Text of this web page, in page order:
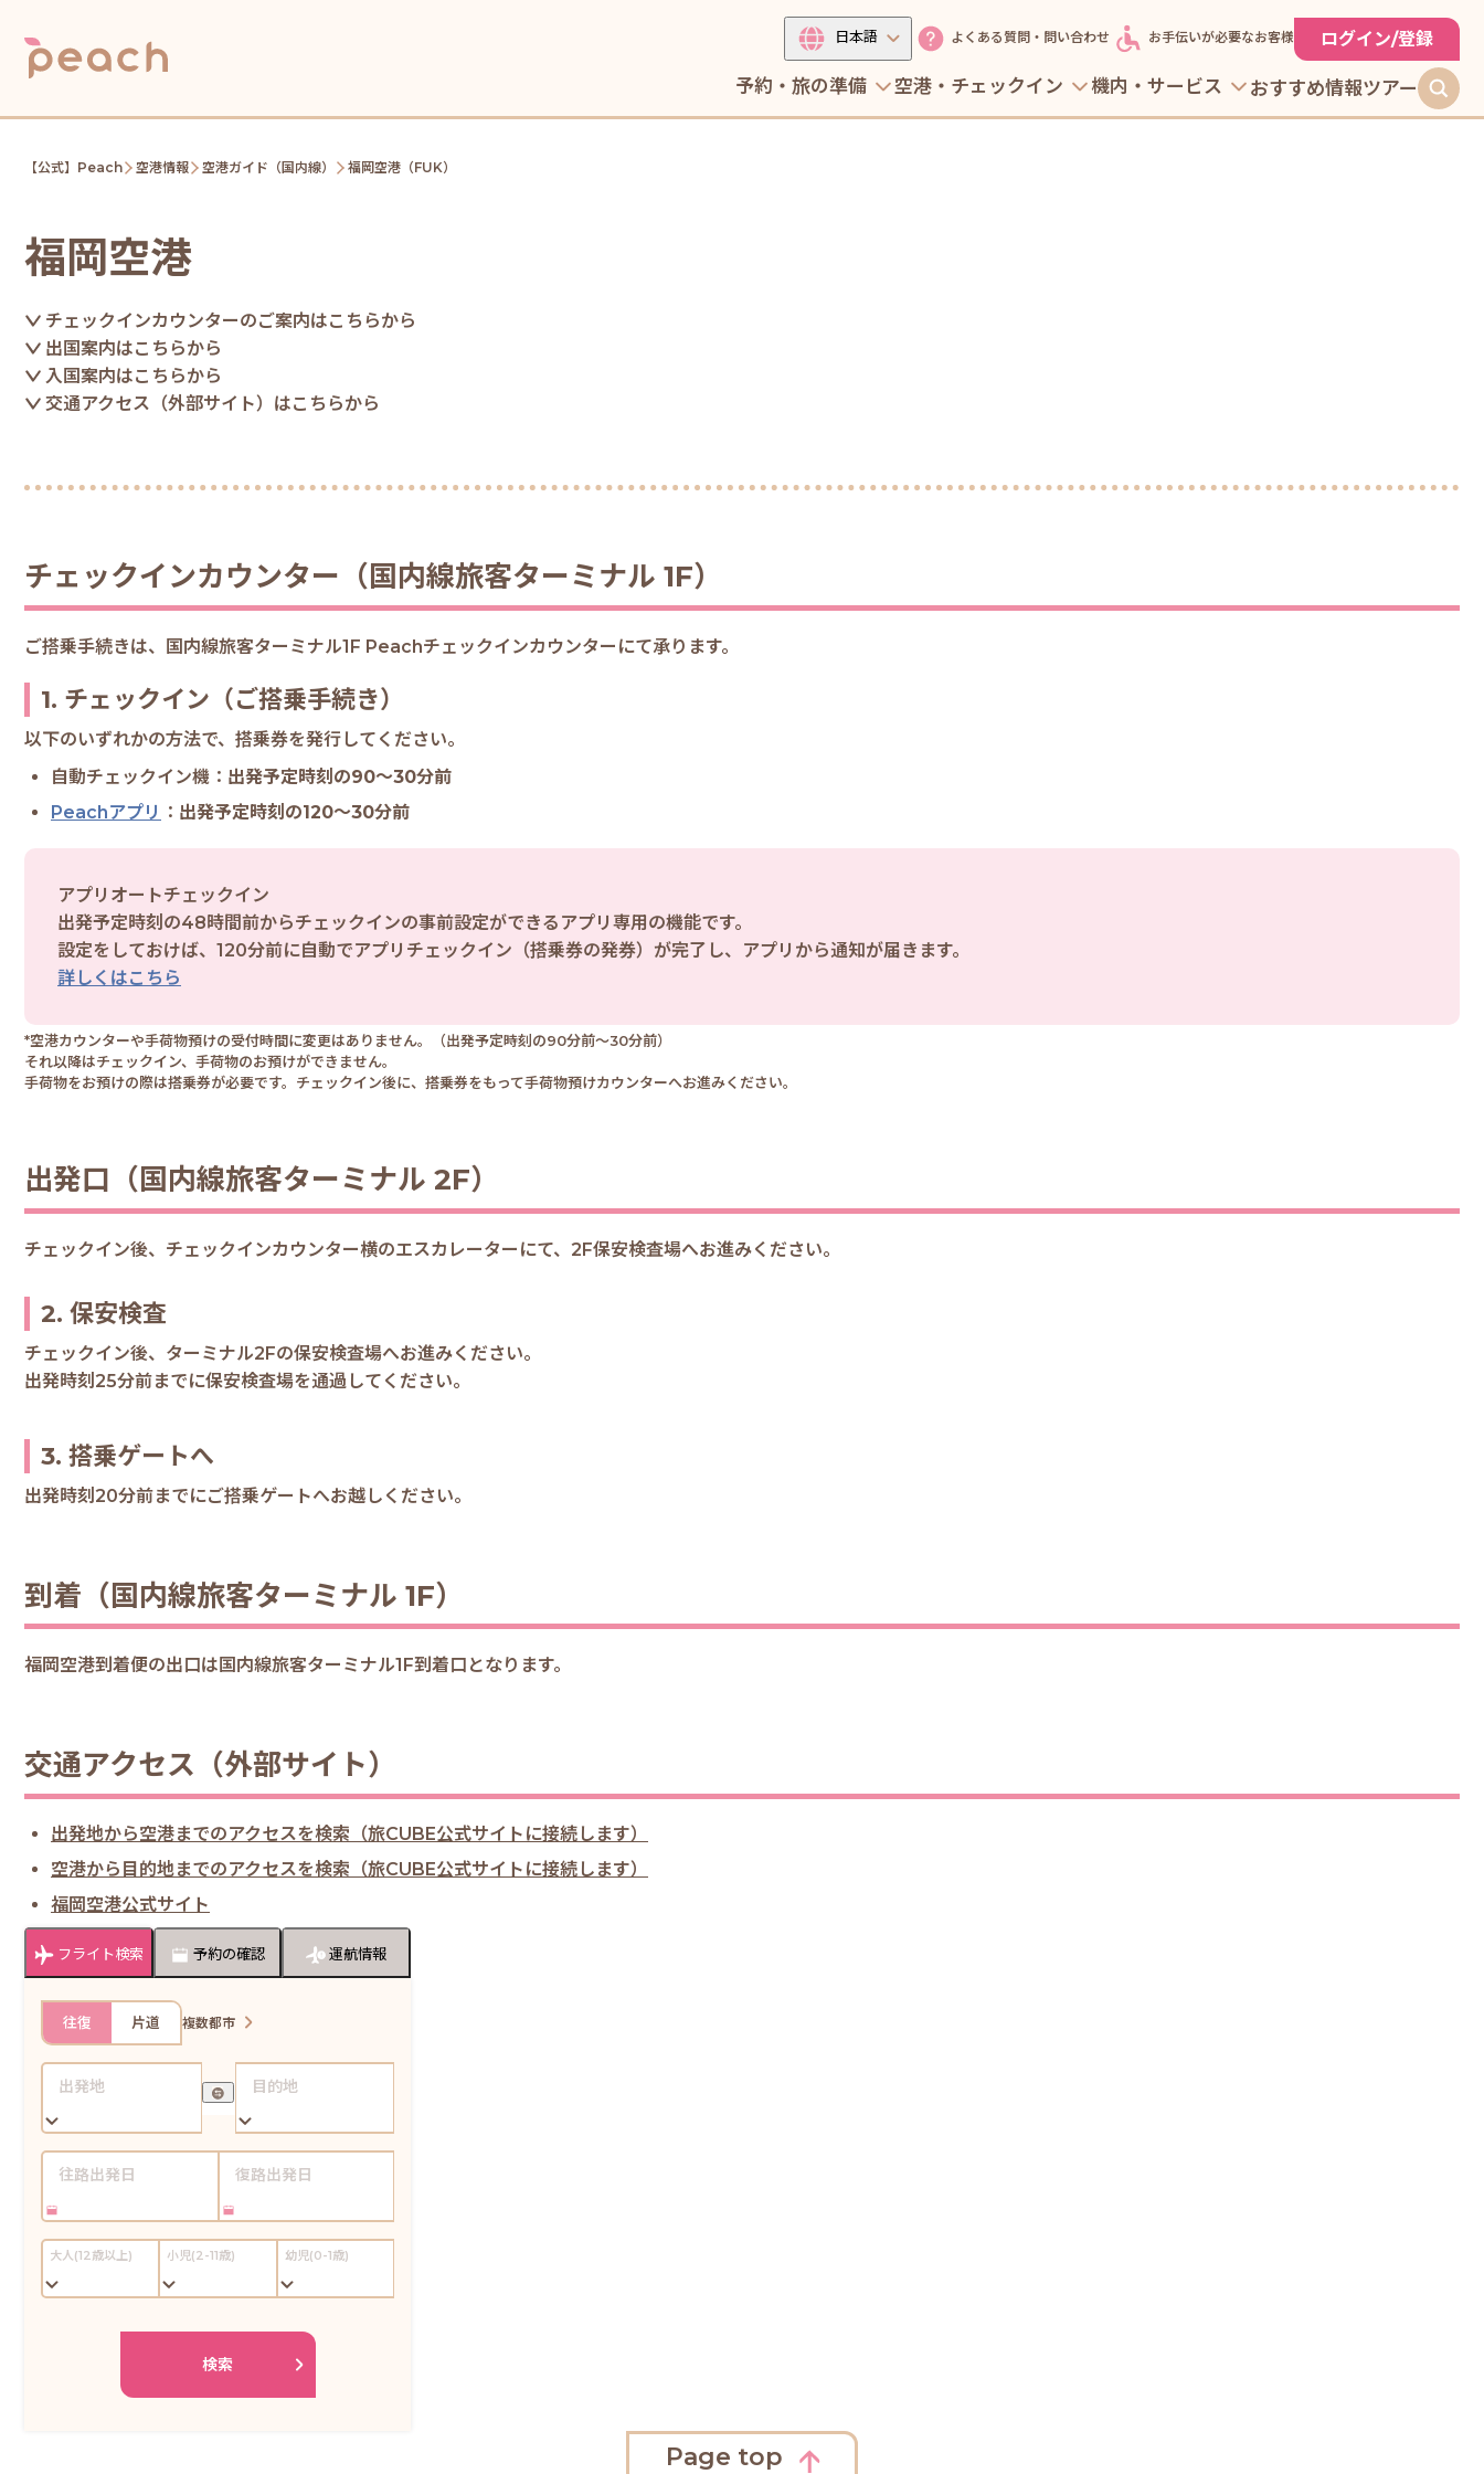
予約・旅の準備 空港・チェックイン 機内・サービス おすすめ情報ツアー
日本語 よくある質問・問い合わせ お手伝いが必要なお客様 ログイン/登録
【公式】Peach 空港情報 空港ガイド（国内線） 福岡空港（FUK）
福岡空港
チェックインカウンターのご案内はこちらから
出国案内はこちらから
入国案内はこちらから
交通アクセス（外部サイト）はこちらから
チェックインカウンター（国内線旅客ターミナル 1F）
ご搭乗手続きは、国内線旅客ターミナル1F Peachチェックインカウンターにて承ります。
1. チェックイン（ご搭乗手続き）
以下のいずれかの方法で、搭乗券を発行してください。
自動チェックイン機： 出発予定時刻の90～30分前
Peachアプリ ： 出発予定時刻の120～30分前
アプリオートチェックイン
出発予定時刻の48時間前からチェックインの事前設定ができるアプリ専用の機能です。
設定をしておけば、120分前に自動でアプリチェックイン（搭乗券の発券）が完了し、アプリから通知が届きます。
詳しくはこちら
*空港カウンターや手荷物預けの受付時間に変更はありません。（出発予定時刻の90分前～30分前）
それ以降はチェックイン、手荷物のお預けができません。
手荷物をお預けの際は搭乗券が必要です。チェックイン後に、搭乗券をもって手荷物預けカウンターへお進みください。
出発口（国内線旅客ターミナル 2F）
チェックイン後、チェックインカウンター横のエスカレーターにて、2F保安検査場へお進みください。
2. 保安検査
チェックイン後、ターミナル2Fの保安検査場へお進みください。
出発時刻25分前までに保安検査場を通過してください。
3. 搭乗ゲートへ
出発時刻20分前までにご搭乗ゲートへお越しください。
到着（国内線旅客ターミナル 1F）
福岡空港到着便の出口は国内線旅客ターミナル1F到着口となります。
交通アクセス（外部サイト）
出発地から空港までのアクセスを検索（旅CUBE公式サイトに接続します）
空港から目的地までのアクセスを検索（旅CUBE公式サイトに接続します）
福岡空港公式サイト
フライト検索 予約の確認 運航情報
往復 片道 複数都市
Page top